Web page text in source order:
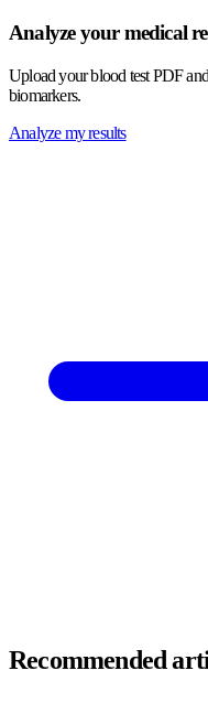
Analyze your medical
Upload your blood test PDF
biomarkers.
Analyze my results
Recommended